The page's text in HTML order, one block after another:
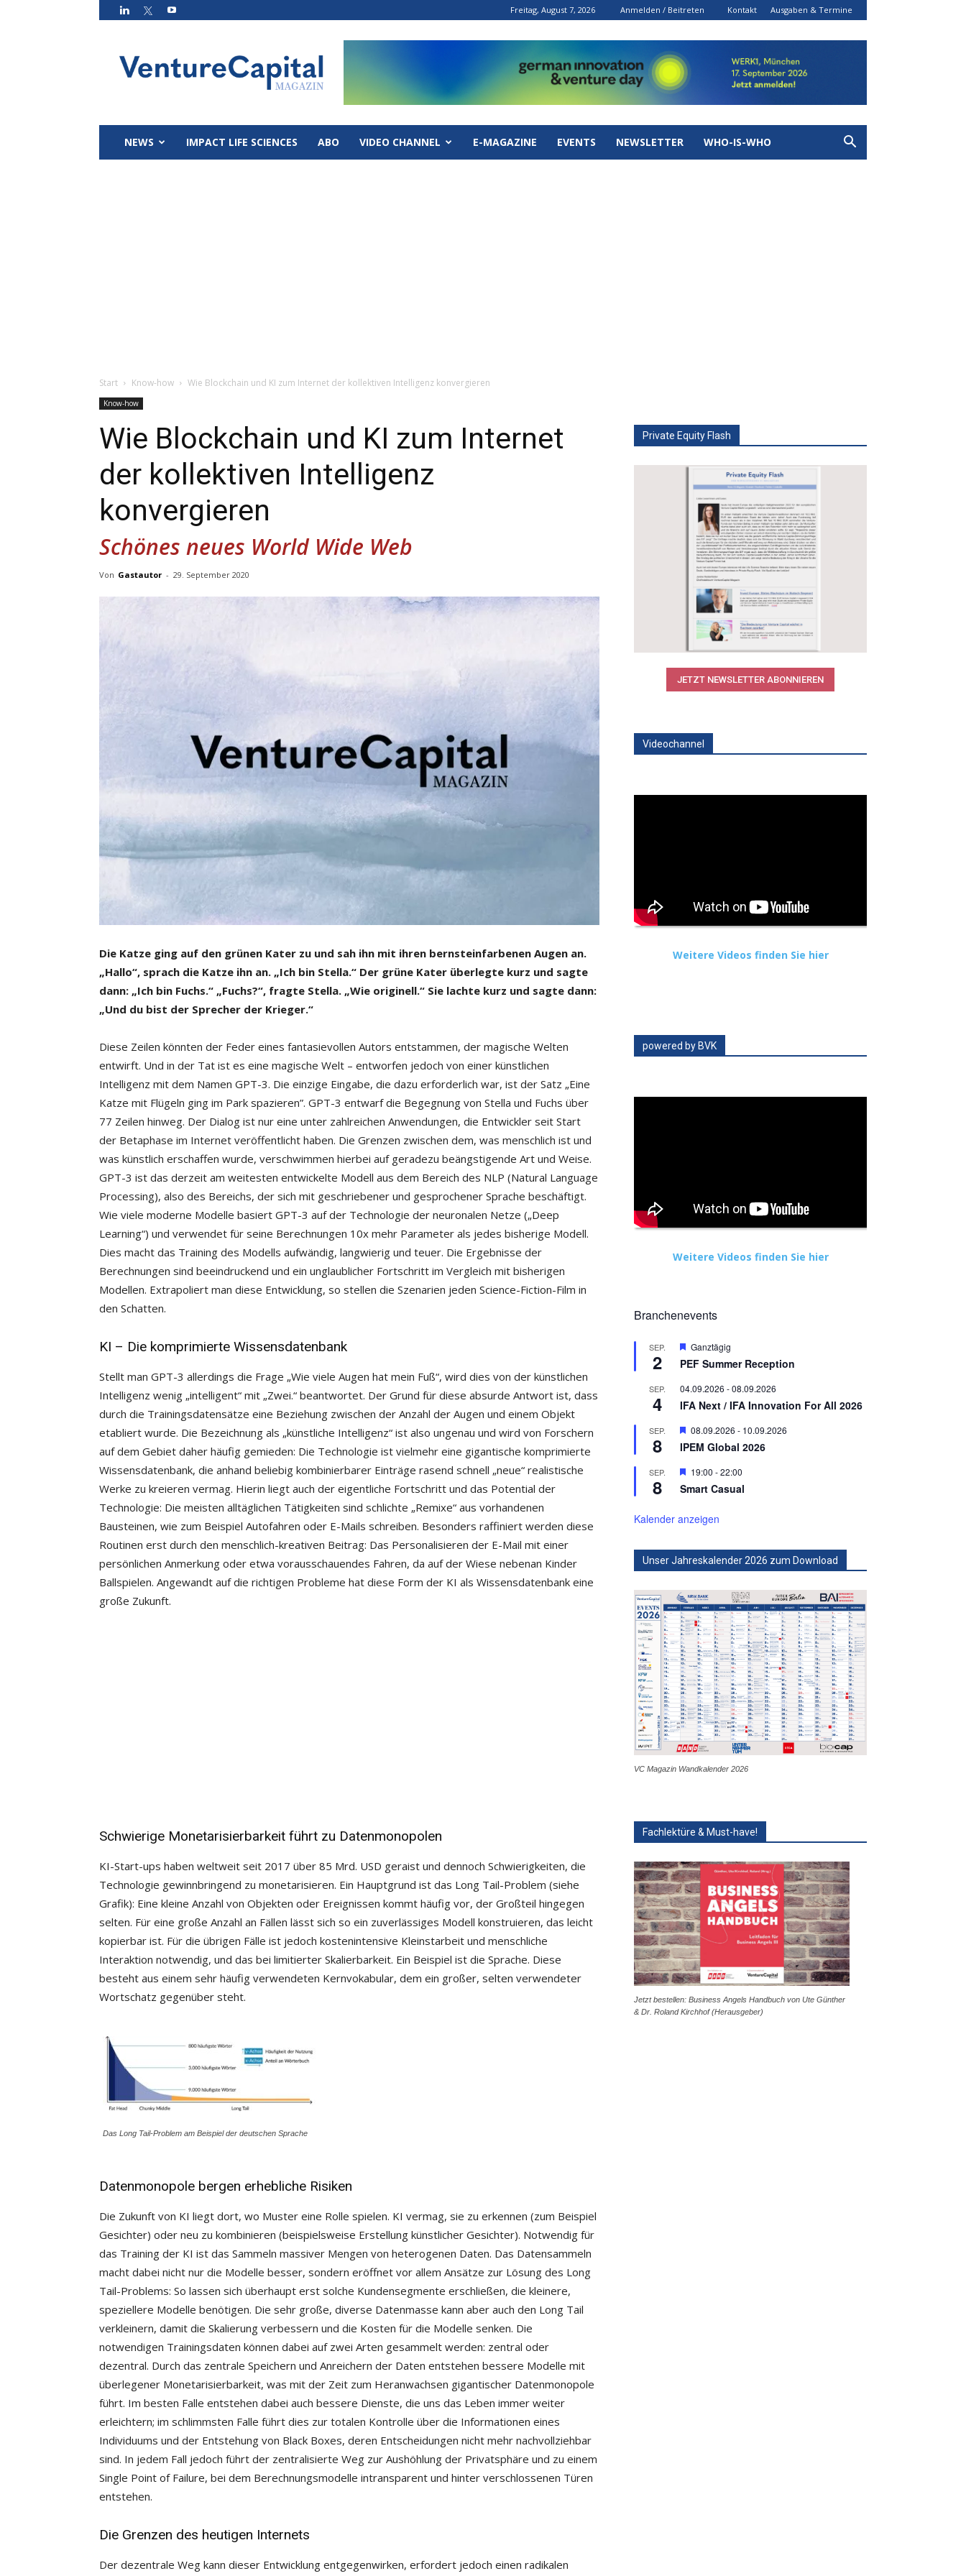
Freitag, August 7, 2026 Anmelden / Beitreten Kontakt Ausgaben & Termine
Magazin
NEWS IMPACT LIFE SCIENCES ABO VIDEO CHANNEL E-MAGAZINE EVENTS NEWSLETTER WHO-IS-WHO
Start Know-how Wie Blockchain und KI zum Internet der kollektiven Intelligenz konvergieren
Know-how
Wie Blockchain und KI zum Internet
der kollektiven Intelligenz
konvergieren
Schönes neues World Wide Web
Von Gastautor - 29. September 2020
Die Katze ging auf den grünen Kater zu und sah ihn mit ihren bernsteinfarbenen Augen an.
„Hallo“, sprach die Katze ihn an. „Ich bin Stella.“ Der grüne Kater überlegte kurz und sagte
dann: „Ich bin Fuchs.“ „Fuchs?“, fragte Stella. „Wie originell.“ Sie lachte kurz und sagte dann:
„Und du bist der Sprecher der Krieger.“
Diese Zeilen könnten der Feder eines fantasievollen Autors entstammen, der magische Welten
entwirft. Und in der Tat ist es eine magische Welt – entworfen jedoch von einer künstlichen
Intelligenz mit dem Namen GPT-3. Die einzige Eingabe, die dazu erforderlich war, ist der Satz „Eine
Katze mit Flügeln ging im Park spazieren”. GPT-3 entwarf die Begegnung von Stella und Fuchs über
77 Zeilen hinweg. Der Dialog ist nur eine unter zahlreichen Anwendungen, die Entwickler seit Start
der Betaphase im Internet veröffentlicht haben. Die Grenzen zwischen dem, was menschlich ist und
was künstlich erschaffen wurde, verschwimmen hierbei auf geradezu beängstigende Art und Weise.
GPT-3 ist das derzeit am weitesten entwickelte Modell aus dem Bereich des NLP (Natural Language
Processing), also des Bereichs, der sich mit geschriebener und gesprochener Sprache beschäftigt.
Wie viele moderne Modelle basiert GPT-3 auf der Technologie der neuronalen Netze („Deep
Learning“) und verwendet für seine Berechnungen 10x mehr Parameter als jedes bisherige Modell.
Dies macht das Training des Modells aufwändig, langwierig und teuer. Die Ergebnisse der
Berechnungen sind beeindruckend und ein unglaublicher Fortschritt im Vergleich mit bisherigen
Modellen. Extrapoliert man diese Entwicklung, so stellen die Szenarien jeden Science-Fiction-Film in
den Schatten.
KI – Die komprimierte Wissensdatenbank
Stellt man GPT-3 allerdings die Frage „Wie viele Augen hat mein Fuß“, wird dies von der künstlichen
Intelligenz wenig „intelligent“ mit „Zwei.“ beantwortet. Der Grund für diese absurde Antwort ist, dass
durch die Trainingsdatensätze eine Beziehung zwischen der Anzahl der Augen und einem Objekt
etabliert wurde. Die Bezeichnung als „künstliche Intelligenz“ ist also ungenau und wird von Forschern
auf dem Gebiet daher häufig gemieden: Die Technologie ist vielmehr eine gigantische komprimierte
Wissensdatenbank, die anhand beliebig kombinierbarer Einträge rasend schnell „neue“ realistische
Werke zu kreieren vermag. Hierin liegt auch der eigentliche Fortschritt und das Potential der
Technologie: Die meisten alltäglichen Tätigkeiten sind schlichte „Remixe“ aus vorhandenen
Bausteinen, wie zum Beispiel Autofahren oder E-Mails schreiben. Besonders raffiniert werden diese
Routinen erst durch den menschlich-kreativen Beitrag: Das Personalisieren der E-Mail mit einer
persönlichen Anmerkung oder etwa vorausschauendes Fahren, da auf der Wiese nebenan Kinder
Ballspielen. Angewandt auf die richtigen Probleme hat diese Form der KI als Wissensdatenbank eine
große Zukunft.
Schwierige Monetarisierbarkeit führt zu Datenmonopolen
KI-Start-ups haben weltweit seit 2017 über 85 Mrd. USD geraist und dennoch Schwierigkeiten, die
Technologie gewinnbringend zu monetarisieren. Ein Hauptgrund ist das Long Tail-Problem (siehe
Grafik): Eine kleine Anzahl von Objekten oder Ereignissen kommt häufig vor, der Großteil hingegen
selten. Für eine große Anzahl an Fällen lässt sich so ein zuverlässiges Modell konstruieren, das leicht
kopierbar ist. Für die übrigen Fälle ist jedoch kostenintensive Kleinstarbeit und menschliche
Interaktion notwendig, und das bei limitierter Skalierbarkeit. Ein Beispiel ist die Sprache. Diese
besteht aus einem sehr häufig verwendeten Kernvokabular, dem ein großer, selten verwendeter
Wortschatz gegenüber steht.
Das Long Tail-Problem am Beispiel der deutschen Sprache
Datenmonopole bergen erhebliche Risiken
Die Zukunft von KI liegt dort, wo Muster eine Rolle spielen. KI vermag, sie zu erkennen (zum Beispiel
Gesichter) oder neu zu kombinieren (beispielsweise Erstellung künstlicher Gesichter). Notwendig für
das Training der KI ist das Sammeln massiver Mengen von heterogenen Daten. Das Datensammeln
macht dabei nicht nur die Modelle besser, sondern eröffnet vor allem Ansätze zur Lösung des Long
Tail-Problems: So lassen sich überhaupt erst solche Kundensegmente erschließen, die kleinere,
speziellere Modelle benötigen. Die sehr große, diverse Datenmasse kann aber auch den Long Tail
verkleinern, damit die Skalierung verbessern und die Kosten für die Modelle senken. Die
notwendigen Trainingsdaten können dabei auf zwei Arten gesammelt werden: zentral oder
dezentral. Durch das zentrale Speichern und Anreichern der Daten entstehen bessere Modelle mit
überlegener Monetarisierbarkeit, was mit der Zeit zum Heranwachsen gigantischer Datenmonopole
führt. Im besten Falle entstehen dabei auch bessere Dienste, die uns das Leben immer weiter
erleichtern; im schlimmsten Falle führt dies zur totalen Kontrolle über die Informationen eines
Individuums und der Entstehung von Black Boxes, deren Entscheidungen nicht mehr nachvollziehbar
sind. In jedem Fall jedoch führt der zentralisierte Weg zur Aushöhlung der Privatsphäre und zu einem
Single Point of Failure, bei dem Berechnungsmodelle intransparent und hinter verschlossenen Türen
entstehen.
Die Grenzen des heutigen Internets
Der dezentrale Weg kann dieser Entwicklung entgegenwirken, erfordert jedoch einen radikalen
Private Equity Flash
JETZT NEWSLETTER ABONNIEREN
Videochannel
Weitere Videos finden Sie hier
powered by BVK
Weitere Videos finden Sie hier
Branchenevents
SEP.
2
Hervorgehoben
Ganztägig
PEF Summer Reception
SEP.
4
04.09.2026 -08.09.2026
IFA Next / IFA Innovation For All 2026
SEP.
8
Hervorgehoben
08.09.2026 - 10.09.2026
IPEM Global 2026
SEP.
8
Hervorgehoben
19:00 -22:00
Smart Casual
Kalender anzeigen
Unser Jahreskalender 2026 zum Download
VC Magazin Wandkalender 2026
Fachlektüre & Must-have!
Jetzt bestellen: Business Angels Handbuch von Ute Günther
& Dr. Roland Kirchhof (Herausgeber)